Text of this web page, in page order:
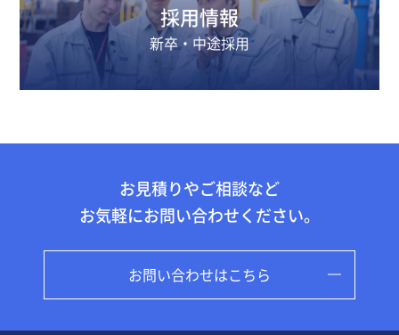
採用情報
新卒・中途採用
お見積りやご相談など
お気軽にお問い合わせください。
お問い合わせはこちら